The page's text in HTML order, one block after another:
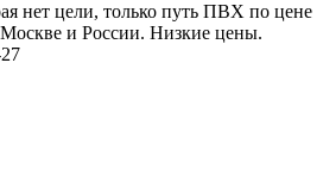
нет цели, только путь ПВХ по цене
и России. Низкие цены.